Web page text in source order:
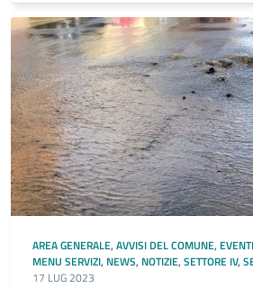
AREA GENERALE, AVVISI DEL COMUNE, EVENTI
MENU SERVIZI, NEWS, NOTIZIE, SETTORE IV,
17 LUG 2023